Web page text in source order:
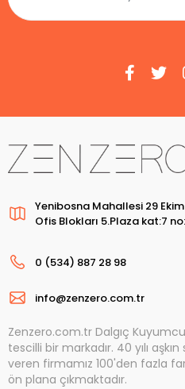
Yenibosna Mahallesi 29
Ofis Blokları 5.Plaza kat:7
0 (534) 887 28 98
info@zenzero.com.tr
Zenzero.com.tr Dalgıç
tescilli bir markadır. 40 yılı
veren firmamız 100'den fazla
ön plana çıkmaktadır.